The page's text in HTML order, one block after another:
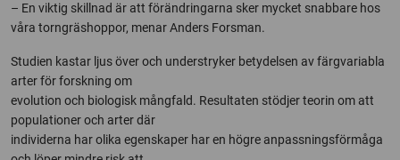
– En viktig skillnad är att förändringarna sker mycket snabbare hos
våra torngräshoppor, menar Anders Forsman.
Studien kastar ljus över och understryker betydelsen av färgvariabla
arter för forskning om
evolution och biologisk mångfald. Resultaten stödjer teorin om att
populationer och arter där
individerna har olika egenskaper har en högre anpassningsförmåga